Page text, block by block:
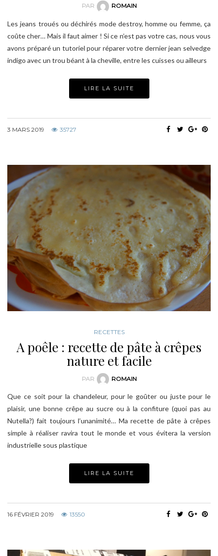
PAR ROMAIN
Les jeans troués ou déchirés mode destroy, homme ou femme, ça
coûte cher… Mais il faut aimer ! Si ce n’est pas votre cas, nous vous
avons préparé un tutoriel pour réparer votre dernier jean selvedge
indigo avec un trou béant à la cheville, entre les cuisses ou ailleurs
LIRE LA SUITE
3 MARS 2019 35727
RECETTES
A poêle : recette de pâte à crêpes
nature et facile
PAR ROMAIN
Que ce soit pour la chandeleur, pour le goûter ou juste pour le
plaisir, une bonne crêpe au sucre ou à la confiture (quoi pas au
Nutella?) fait toujours l’unanimité… Ma recette de pâte à crêpes
simple à réaliser ravira tout le monde et vous évitera la version
industrielle sous plastique
LIRE LA SUITE
16 FÉVRIER 2019 13550